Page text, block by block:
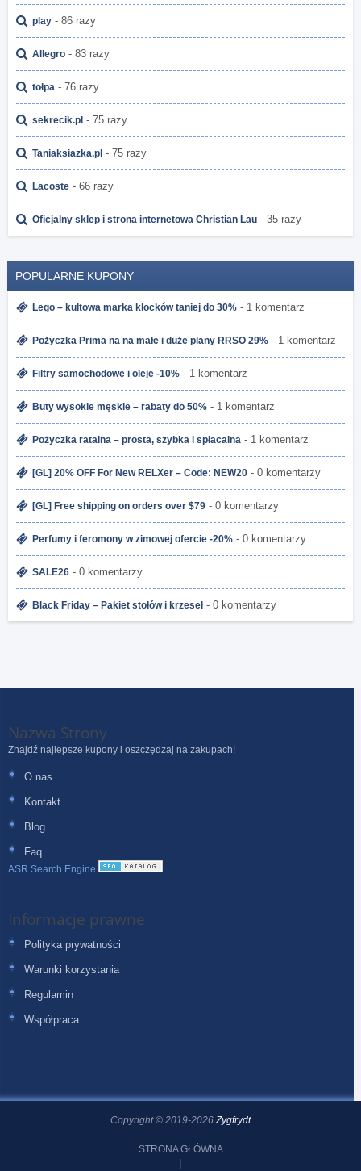
play - 86 razy
Allegro - 83 razy
tołpa - 76 razy
sekrecik.pl - 75 razy
Taniaksiazka.pl - 75 razy
Lacoste - 66 razy
Oficjalny sklep i strona internetowa Christian Lau - 35 razy
POPULARNE KUPONY
Lego – kultowa marka klocków taniej do 30% - 1 komentarz
Pożyczka Prima na na małe i duże plany RRSO 29% - 1 komentarz
Filtry samochodowe i oleje -10% - 1 komentarz
Buty wysokie męskie – rabaty do 50% - 1 komentarz
Pożyczka ratalna – prosta, szybka i spłacalna - 1 komentarz
[GL] 20% OFF For New RELXer – Code: NEW20 - 0 komentarzy
[GL] Free shipping on orders over $79 - 0 komentarzy
Perfumy i feromony w zimowej ofercie -20% - 0 komentarzy
SALE26 - 0 komentarzy
Black Friday – Pakiet stołów i krzeseł- 0 komentarzy
Nazwa Strony
Znajdź najlepsze kupony i oszczędzaj na zakupach!
O nas
Kontakt
Blog
Faq
ASR Search Engine
Informacje prawne
Polityka prywatności
Warunki korzystania
Regulamin
Współpraca
Copyright © 2019-2026 Zygfrydt
STRONA GŁÓWNA